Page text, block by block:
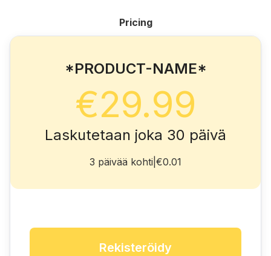
Pricing
*PRODUCT-NAME*
€29.99
Laskutetaan joka 30 päivä
3 päivää kohti €0.01
Rekisteröidy